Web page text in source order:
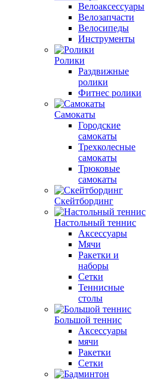
Велоаксессуары
Велозапчасти
Велосипеды
Инструменты
Ролики
Раздвижные
ролики
Фитнес ролики
Самокаты
Городские
самокаты
Трехколесные
самокаты
Трюковые
самокаты
Скейтбординг
Настольный теннис
Аксессуары
Мячи
Ракетки и
наборы
Сетки
Теннисные
столы
Большой теннис
Аксессуары
мячи
Ракетки
Сетки